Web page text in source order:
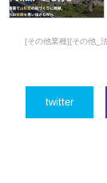
[その他業種][その他_
twitter